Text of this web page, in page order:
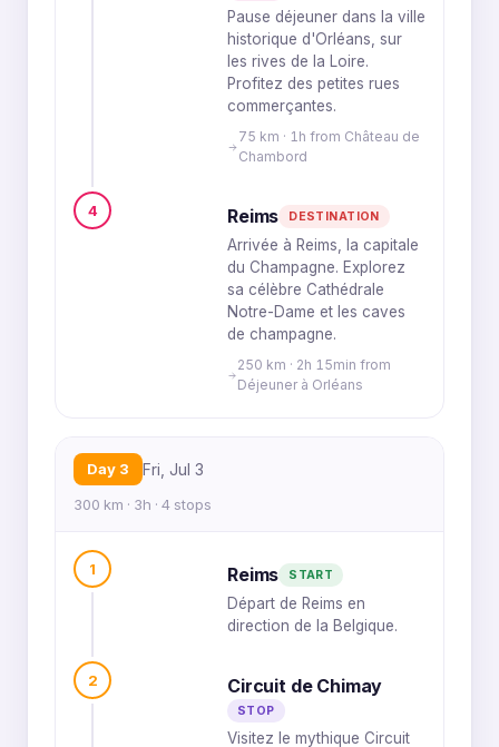
Pause déjeuner dans la ville
historique d'Orléans, sur
les rives de la Loire.
Profitez des petites rues
commerçantes.
75 km · 1h from Château de
Chambord
4 Reims DESTINATION
Arrivée à Reims, la capitale
du Champagne. Explorez
sa célèbre Cathédrale
Notre-Dame et les caves
de champagne.
250 km · 2h 15min from
Déjeuner à Orléans
Day 3 Fri, Jul 3
300 km · 3h · 4 stops
1 Reims START
Départ de Reims en
direction de la Belgique.
2 Circuit de Chimay
STOP
Visitez le mythique Circuit